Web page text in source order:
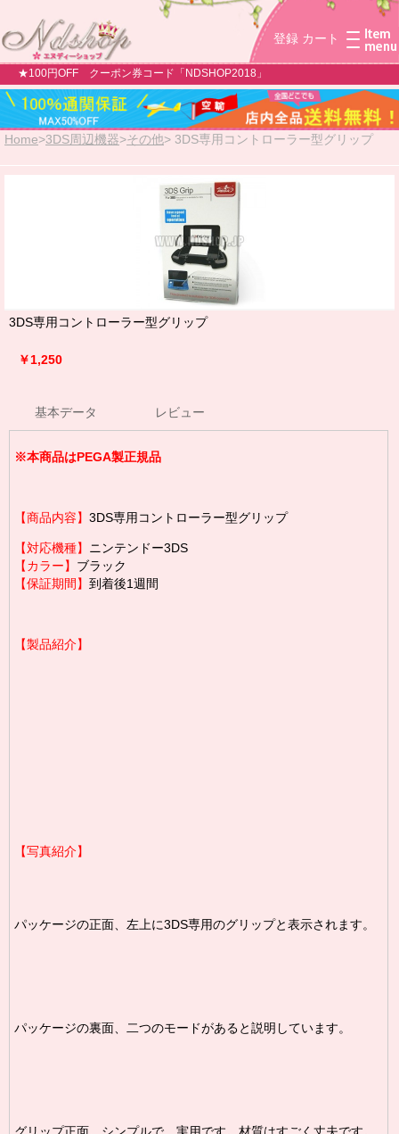
登録 カート
★100円OFF クーポン券コード「NDSHOP2018」
Home>3DS周辺機器>その他> 3DS専用コントローラー型グリップ
3DS専用コントローラー型グリップ
￥1,250
基本データ レビュー
※本商品はPEGA製正規品
【商品内容】 3DS専用コントローラー型グリップ
【対応機種】 ニンテンドー3DS
【カラー】 ブラック
【保証期間】 到着後1週間
【製品紹介】
【写真紹介】
パッケージの正面、左上に3DS専用のグリップと表示されます。
パッケージの裏面、二つのモードがあると説明しています。
グリップ正面、シンプルで、実用です。材質はすごく丈夫です。